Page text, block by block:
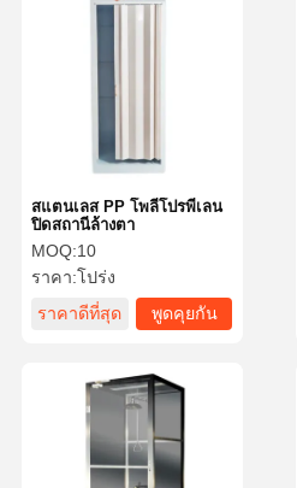
สแตนเลส PP โพลีโปรพีเลน
ปิดสถานีล้างตา
MOQ:10
ราคา:โปร่ง
ราคาดีที่สุด
พูดคุยกัน